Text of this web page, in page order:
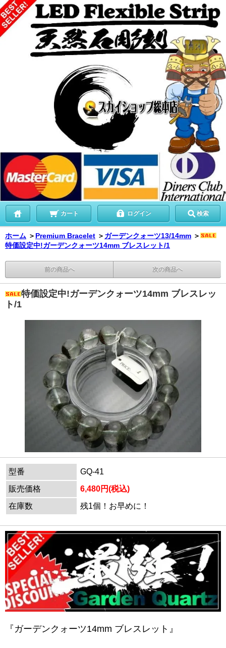
カート ログイン 検索
ホーム ＞ Premium Bracelet ＞ ガーデンクォーツ13/14mm ＞
特価設定中!ガーデンクォーツ14mm ブレスレット/1
前の商品へ 次の商品へ
特価設定中!ガーデンクォーツ14mm ブレスレッ
ト/1
型番
GQ-41
販売価格
6,480円(税込)
在庫数
残1個！お早めに！
『ガーデンクォーツ14mm ブレスレット』